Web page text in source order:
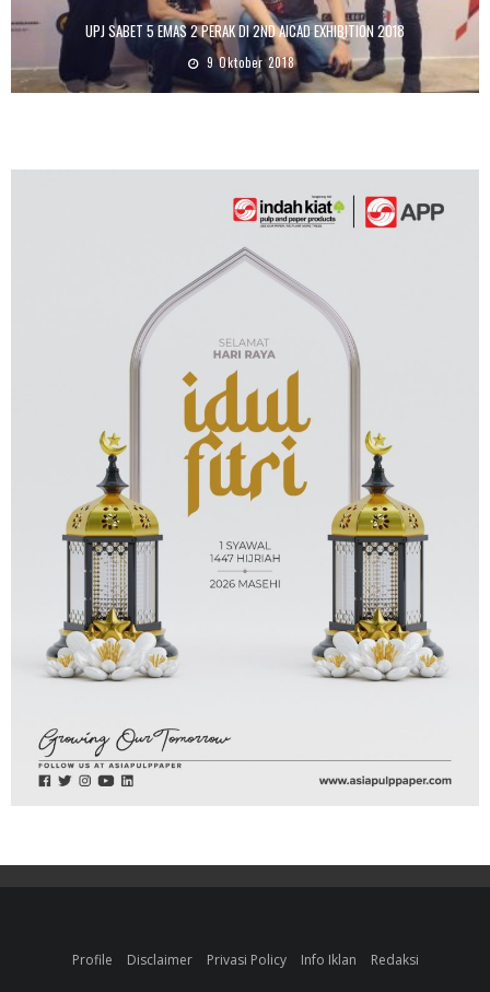
UPJ SABET 5 EMAS 2 PERAK DI 2ND AICAD EXHIBITION 2018
9 Oktober 2018
Profile Disclaimer Privasi Policy Info Iklan Redaksi